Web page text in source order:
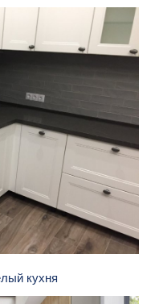
кухня